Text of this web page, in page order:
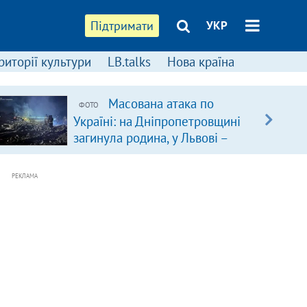
Підтримати УКР
культури LB.talks Нова країна
ФОТО
Масована атака по
Україні: на Дніпропетровщині
загинула родина, у Львові –
удар по багатоповерхівках
РЕКЛАМА